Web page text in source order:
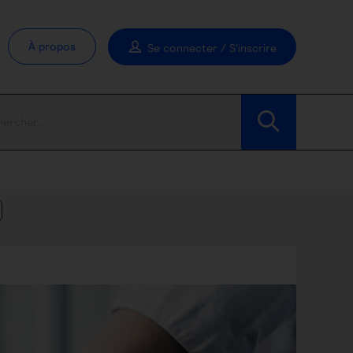
À propos Se connecter / S'inscrire